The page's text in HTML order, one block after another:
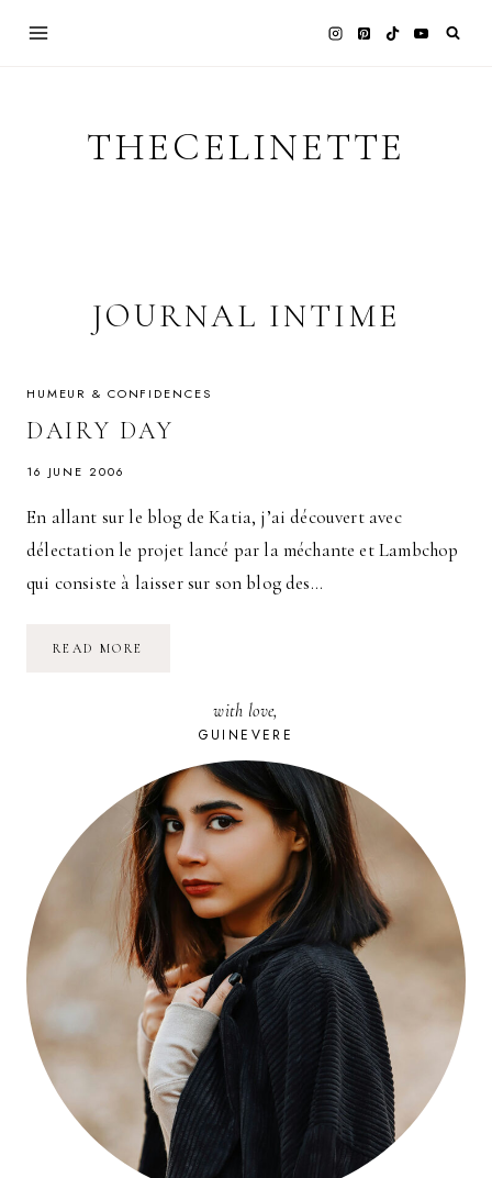
THECELINETTE
JOURNAL INTIME
HUMEUR & CONFIDENCES
DAIRY DAY
16 JUNE 2006
En allant sur le blog de Katia, j’ai découvert avec
délectation le projet lancé par la méchante et Lambchop
qui consiste à laisser sur son blog des…
READ MORE
with love,
GUINEVERE